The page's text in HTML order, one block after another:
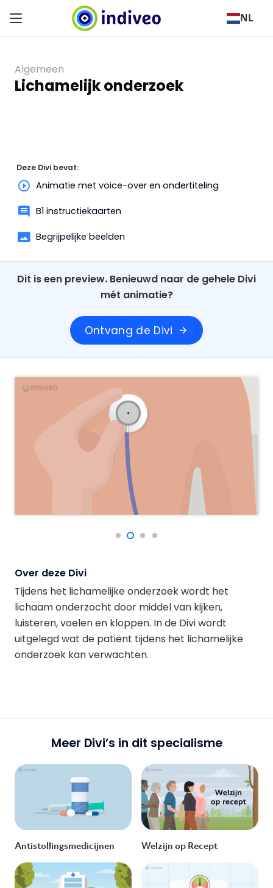
NL
Algemeen
Lichamelijk onderzoek
Deze Divi bevat:
Animatie met voice-over en ondertiteling
B1 instructiekaarten
Begrijpelijke beelden
Dit is een preview. Benieuwd naar de gehele Divi
mét animatie?
Ontvang de Divi arrow_forward
Over deze Divi
Tijdens het lichamelijke onderzoek wordt het
lichaam onderzocht door middel van kijken,
luisteren, voelen en kloppen. In de Divi wordt
uitgelegd wat de patiënt tijdens het lichamelijke
onderzoek kan verwachten.
Meer Divi’s in dit specialisme
Antistollingsmedicijnen Welzijn op Recept